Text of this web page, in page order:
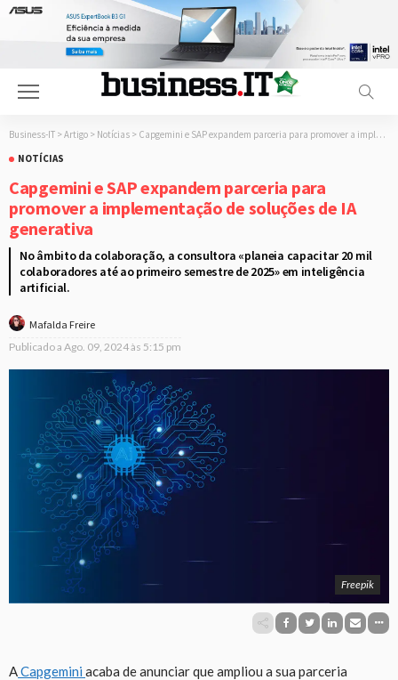
Business-IT > Artigo > Notícias > Capgemini e SAP expandem parceria para promover a implementação de soluções de IA generativa
NOTÍCIAS
Capgemini e SAP expandem parceria para
promover a implementação de soluções de IA
generativa
No âmbito da colaboração, a consultora «planeia capacitar 20 mil
colaboradores até ao primeiro semestre de 2025» em inteligência
artificial.
Mafalda Freire
Publicado a Ago. 09, 2024 às 5:15 pm
Freepik
ACapgemini acaba de anunciar que ampliou a sua parceria